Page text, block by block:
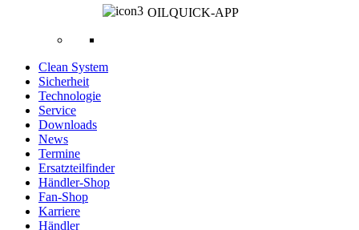
OILQUICK-APP
Clean System
Sicherheit
Technologie
Service
Downloads
News
Termine
Ersatzteilfinder
Händler-Shop
Fan-Shop
Karriere
Händler